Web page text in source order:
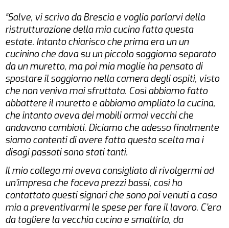
“Salve, vi scrivo da Brescia e voglio parlarvi della
ristrutturazione della mia cucina fatta questa
estate. Intanto chiarisco che prima era un un
cucinino che dava su un piccolo soggiorno separato
da un muretto, ma poi mia moglie ha pensato di
spostare il soggiorno nella camera degli ospiti, visto
che non veniva mai sfruttata. Così abbiamo fatto
abbattere il muretto e abbiamo ampliato la cucina,
che intanto aveva dei mobili ormai vecchi che
andavano cambiati. Diciamo che adesso finalmente
siamo contenti di avere fatto questa scelta ma i
disagi passati sono stati tanti.
Il mio collega mi aveva consigliato di rivolgermi ad
un’impresa che faceva prezzi bassi, così ho
contattato questi signori che sono poi venuti a casa
mia a preventivarmi le spese per fare il lavoro. C’era
da togliere la vecchia cucina e smaltirla, da